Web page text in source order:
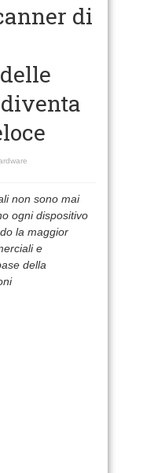
di
non sono mai
ogni dispositivo
la maggior
e
della